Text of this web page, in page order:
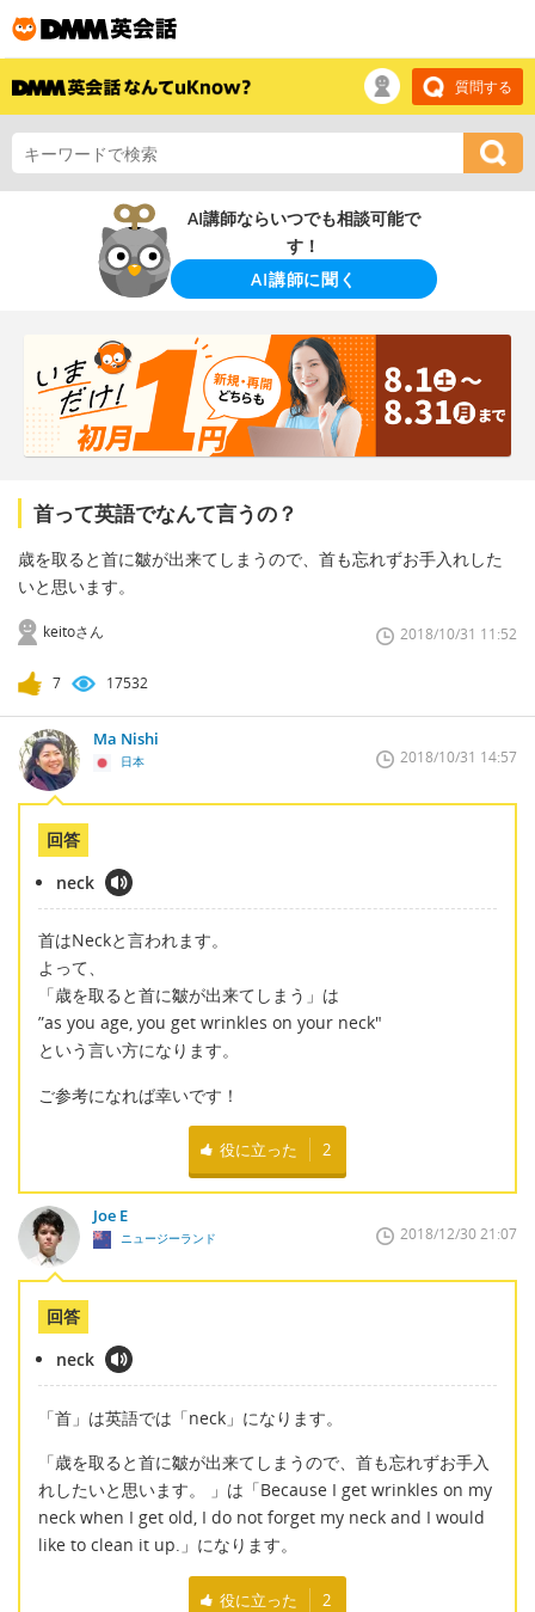
質問する
AI講師ならいつでも相談可能で
す！
AI講師に聞く
首って英語でなんて言うの？
歳を取ると首に皺が出来てしまうので、首も忘れずお手入れした
いと思います。
keitoさん 2018/10/31 11:52
7 17532
Ma Nishi
日本 2018/10/31 14:57
回答
neck
首はNeckと言われます。
よって、
「歳を取ると首に皺が出来てしまう」は
”as you age, you get wrinkles on your neck"
という言い方になります。
ご参考になれば幸いです！
役に立った 2
Joe E
ニュージーランド 2018/12/30 21:07
回答
neck
「首」は英語では「neck」になります。
「歳を取ると首に皺が出来てしまうので、首も忘れずお手入
れしたいと思います。 」は「Because I get wrinkles on my
neck when I get old, I do not forget my neck and I would
like to clean it up.」になります。
役に立った 2